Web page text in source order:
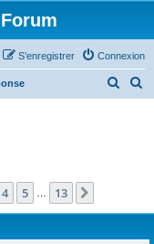
Connexion
S’enregistrer
c
c
4 5 13